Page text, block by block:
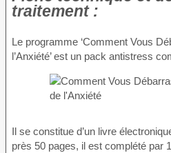
traitement :
Le programme ‘Comment Vous
l’Anxiété’ est un pack antistress
Il se constitue d’un livre
près 50 pages, il est complété par